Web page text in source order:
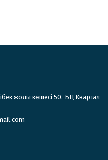
жолы көшесі 50. БЦ Квартал